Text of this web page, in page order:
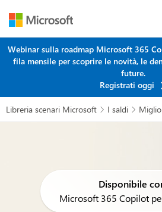
Webinar sulla roadmap Microsoft 365
fila mensile per scoprire le novità, le
future.
Registrati oggi
Libreria scenari Microsoft  I saldi 
Disponibile
Microsoft 365 Copilot